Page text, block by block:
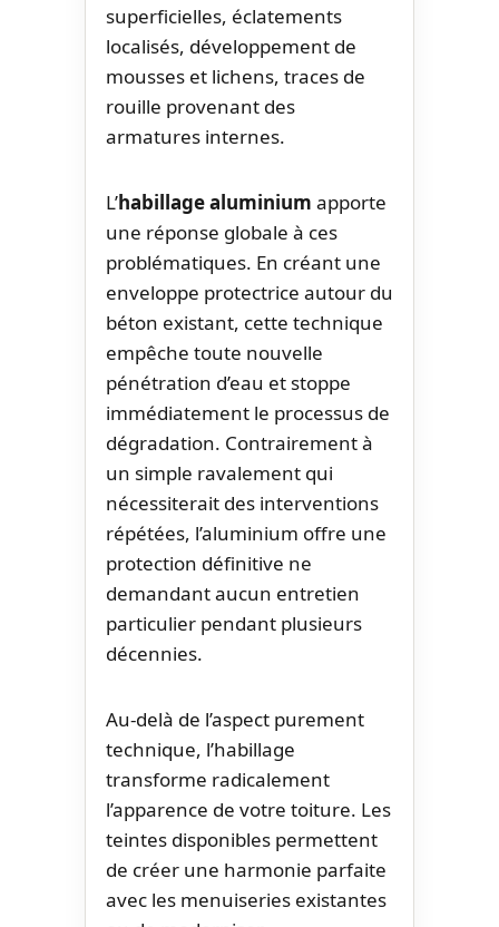
superficielles, éclatements
localisés, développement de
mousses et lichens, traces de
rouille provenant des
armatures internes.
L’habillage aluminium apporte
une réponse globale à ces
problématiques. En créant une
enveloppe protectrice autour du
béton existant, cette technique
empêche toute nouvelle
pénétration d’eau et stoppe
immédiatement le processus de
dégradation. Contrairement à
un simple ravalement qui
nécessiterait des interventions
répétées, l’aluminium offre une
protection définitive ne
demandant aucun entretien
particulier pendant plusieurs
décennies.
Au-delà de l’aspect purement
technique, l’habillage
transforme radicalement
l’apparence de votre toiture. Les
teintes disponibles permettent
de créer une harmonie parfaite
avec les menuiseries existantes